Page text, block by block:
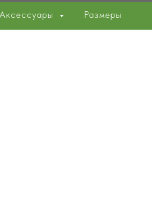
Аксессуары Размеры